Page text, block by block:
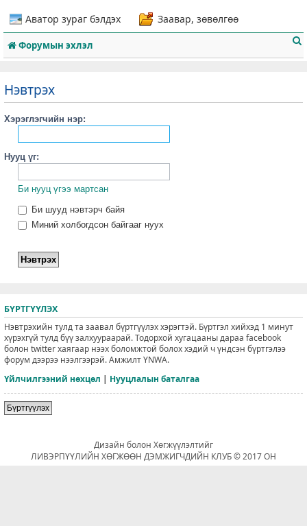
Аватор зураг бэлдэх
Заавар, зөвөлгөө
Форумын эхлэл
Нэвтрэх
Хэрэглэгчийн нэр:
Нууц үг:
Би нууц үгээ мартсан
Би шууд нэвтэрч байя
Миний холбогдсон байгааг нуух
БҮРТГҮҮЛЭХ
Нэвтрэхийн тулд та заавал бүртгүүлэх хэрэгтэй. Бүртгэл хийхэд 1 минут
хүрэхгүй тулд бүү залхуураарай. Тодорхой хугацааны дараа facebook
болон twitter хаягаар нээх боломжтой болох хэдий ч үндсэн бүртгэлээ
форум дээрээ нээлгээрэй. Амжилт YNWA.
Үйлчилгээний нөхцөл | Нууцлалын баталгаа
Бүртгүүлэх
Дизайн болон Хөгжүүлэлтийг
ЛИВЭРПҮҮЛИЙН ХӨГЖӨӨН ДЭМЖИГЧДИЙН КЛУБ © 2017 ОН